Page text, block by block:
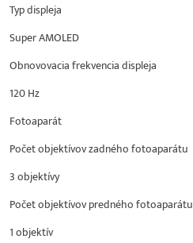
Typ displeja
Super AMOLED
Obnovovacia frekvencia displeja
120 Hz
Fotoaparát
Počet objektívov zadného fotoaparátu
3 objektívy
Počet objektívov predného fotoaparátu
1 objektív